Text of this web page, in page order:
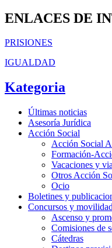
ENLACES DE
PRISIONES
IGUALDAD
Kategoria
Últimas noticias
Asesoría Jurídica
Acción Social
Acción Social
Formación-
Vacaciones y
Otros Acción
Ocio
Boletines y
Concursos y movilidad
Ascenso y
Comisiones de
Cátedras